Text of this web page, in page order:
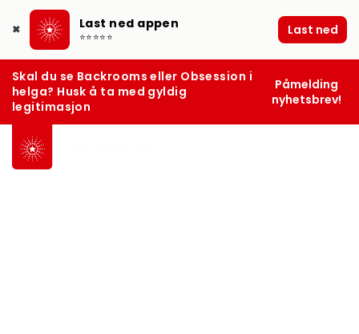
✖ Last ned appen
⭐⭐⭐⭐⭐ Last ned
Skal du se Backrooms eller Obsession i
helga? Husk å ta med gyldig
legitimasjon
Påmelding
nyhetsbrev!